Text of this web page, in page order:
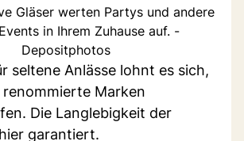
Gläser werten Partys und andere
in Ihrem Zuhause auf. -
Depositphotos
seltene Anlässe lohnt es sich,
renommierte Marken
Die Langlebigkeit der
garantiert.